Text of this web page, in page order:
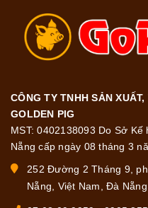
CÔNG TY TNHH SẢN
GOLDEN PIG
MST: 0402138093 Do Sở
Nẵng cấp ngày 08 tháng 3
252 Đường 2 Tháng 9,
Nẵng, Việt Nam, Đà Nẵng,